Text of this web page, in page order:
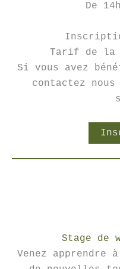
De
Tarif de la
Si vous avez
contactez
Stage de
Venez